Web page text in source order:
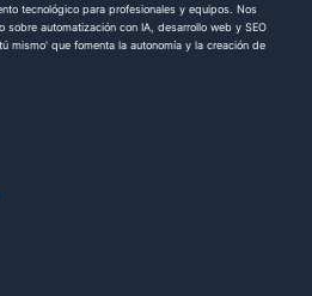
tecnológico para profesionales y equipos. Nos
sobre automatización con IA, desarrollo web y SEO
mismo' que fomenta la autonomía y la creación de